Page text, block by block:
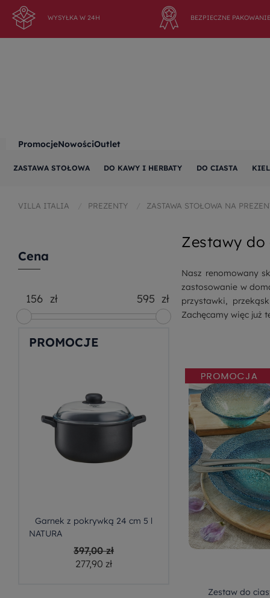
WYSYŁKA W 24H BEZPIECZNE
PromocjeNowościOutlet
ZASTAWA STOŁOWA DO KAWY I HERBATY DO CIASTA
VILLA ITALIA PREZENTY ZASTAWA STOŁOWA NA
Zestawy do
Nasz renomowany
zastosowanie w
przystawki,
Zachęcamy więc już
Zestaw do
Cena
zł zł
PROMOCJE
Garnek z pokrywką 24 cm 5 l
NATURA
397,00 zł
277,90 zł